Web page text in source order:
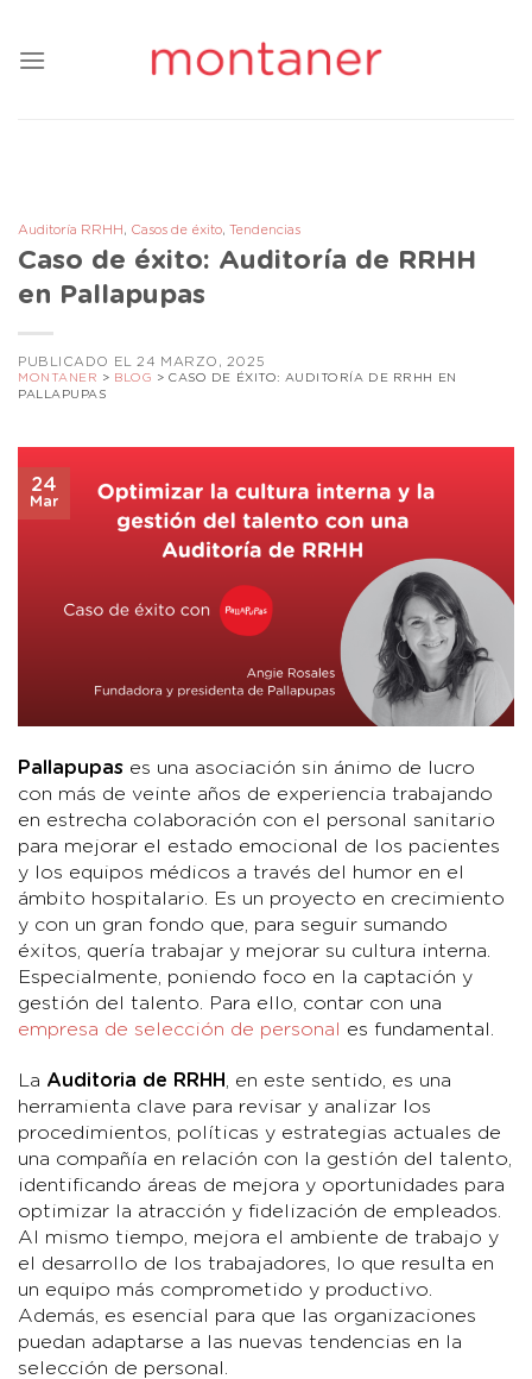
contenido
Auditoría RRHH, Casos de éxito, Tendencias
Caso de éxito: Auditoría de RRHH
en Pallapupas
PUBLICADO EL 24 MARZO, 2025
MONTANER > BLOG >CASO DE ÉXITO: AUDITORÍA DE RRHH EN
PALLAPUPAS
24
Mar
Pallapupas es una asociación sin ánimo de lucro
con más de veinte años de experiencia trabajando
en estrecha colaboración con el personal sanitario
para mejorar el estado emocional de los pacientes
y los equipos médicos a través del humor en el
ámbito hospitalario. Es un proyecto en crecimiento
y con un gran fondo que, para seguir sumando
éxitos, quería trabajar y mejorar su cultura interna.
Especialmente, poniendo foco en la captación y
gestión del talento. Para ello, contar con una
empresa de selección de personal
es fundamental.
La Auditoria de RRHH
, en este sentido, es una
herramienta clave para revisar y analizar los
procedimientos, políticas y estrategias actuales de
una compañía en relación con la gestión del talento,
identificando áreas de mejora y oportunidades para
optimizar la atracción y fidelización de empleados.
Al mismo tiempo, mejora el ambiente de trabajo y
el desarrollo de los trabajadores, lo que resulta en
un equipo más comprometido y productivo.
Además, es esencial para que las organizaciones
puedan adaptarse a las nuevas tendencias en la
selección de personal.